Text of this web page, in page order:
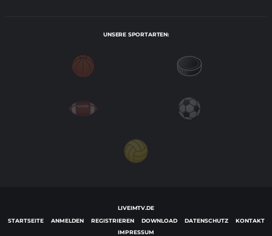
UNSERE SPORTARTEN:
LIVEIMTV.DE
STARTSEITE
ANMELDEN REGISTRIEREN DOWNLOAD DATENSCHUTZ
KONTAKT
IMPRESSUM